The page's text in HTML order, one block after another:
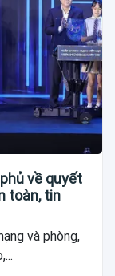
về quyết
toàn, tin
và phòng,